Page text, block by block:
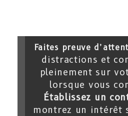
Faites preuve
distractions et
pleinement sur
lorsque vous
Établissez un
montrez un intérêt